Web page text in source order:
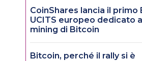
CoinShares lancia il primo
UCITS europeo dedicato al
mining di Bitcoin
Bitcoin, perché il rally si è